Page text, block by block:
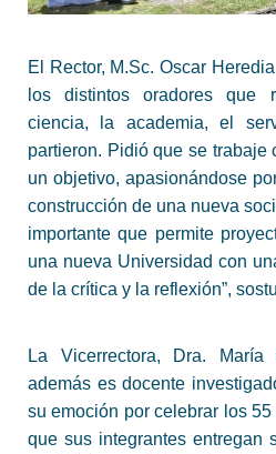
El Rector, M.Sc. Oscar
los distintos oradores que
ciencia, la academia, el
partieron. Pidió que se trabaje
un objetivo, apasionándose
construcción de una nueva
importante que permite
una nueva Universidad con
de la crítica y la reflexión”,
La Vicerrectora, Dra. María
además es docente
su emoción por celebrar los
que sus integrantes entregan